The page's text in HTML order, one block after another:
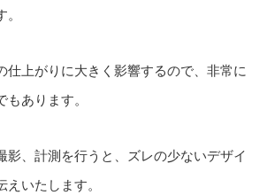
仕上がりに大きく影響するので、非常に
あります。
影、計測を行うと、ズレの少ないデザイ
えいたします。